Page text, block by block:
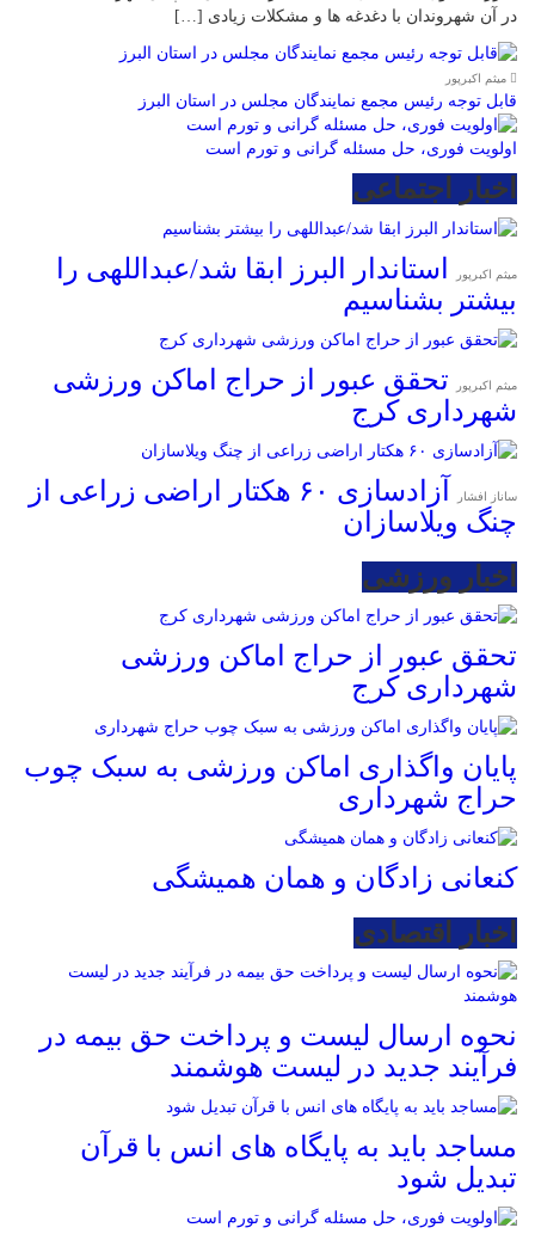
در آن شهروندان با دغدغه ها و مشکلات زیادی […]
میثم اکبرپور
قابل توجه رئیس مجمع نمایندگان مجلس در استان البرز
اولویت فوری، حل مسئله گرانی و تورم است
اخبار اجتماعی
میثم اکبرپور
استاندار البرز ابقا شد/عبداللهی را
بیشتر بشناسیم
میثم اکبرپور
تحقق عبور از حراج اماکن ورزشی
شهرداری کرج
ساناز افشار
آزادسازی ۶۰ هکتار اراضی زراعی از
چنگ ویلاسازان
اخبار ورزشی
تحقق عبور از حراج اماکن ورزشی
شهرداری کرج
پایان واگذاری اماکن ورزشی به سبک چوب
حراج شهرداری
کنعانی زادگان و همان همیشگی
اخبار اقتصادی
نحوه ارسال لیست و پرداخت حق بیمه در
فرآیند جدید در لیست هوشمند
مساجد باید به پایگاه های انس با قرآن
تبدیل شود